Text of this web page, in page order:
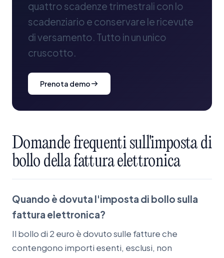
quattro scadenze trimestrali con lo
scadenziario e conservare le ricevute
di versamento. Tutto in un unico
cruscotto.
Prenota demo
Domandefrequenti sull'impostadi
bollo dellafatturaelettronica
Quando è dovuta l'imposta di bollo sulla
fattura elettronica?
Il bollo di 2 euro è dovuto sulle fatture che
contengono importi esenti, esclusi, non